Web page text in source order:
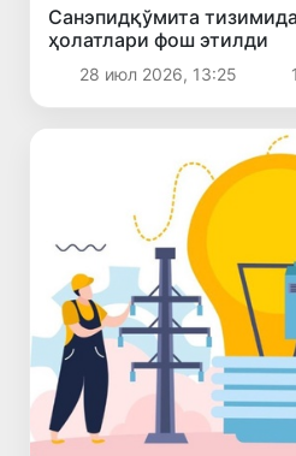
Санэпидқўмита
ҳолатлари фош этилди
28 июл 2026, 13:25